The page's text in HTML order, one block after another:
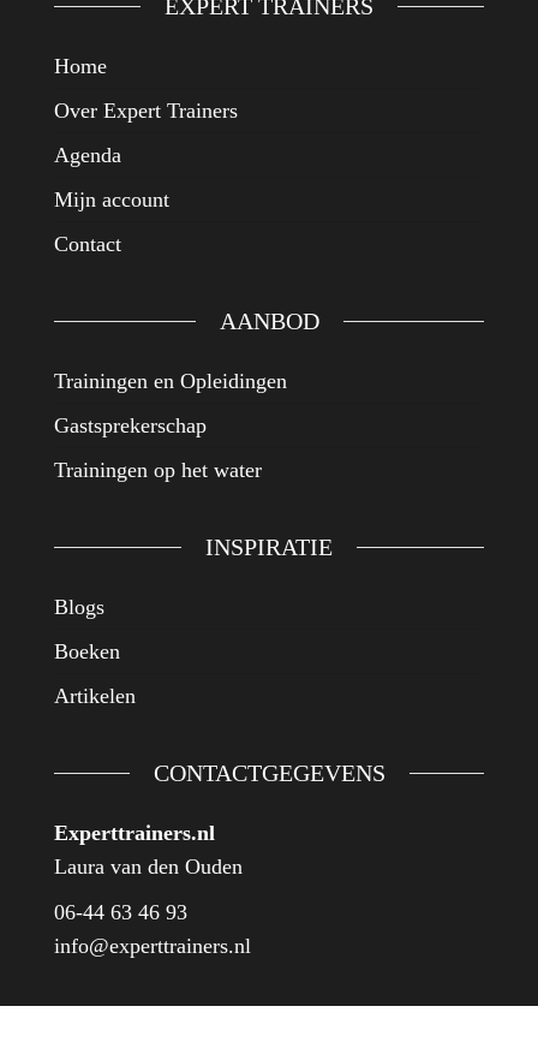
EXPERT TRAINERS
Home
Over Expert Trainers
Agenda
Mijn account
Contact
AANBOD
Trainingen en Opleidingen
Gastsprekerschap
Trainingen op het water
INSPIRATIE
Blogs
Boeken
Artikelen
CONTACTGEGEVENS
Experttrainers.nl
Laura van den Ouden
06-44 63 46 93
info@experttrainers.nl